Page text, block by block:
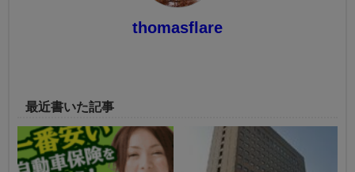
thomasflare
最近書いた記事